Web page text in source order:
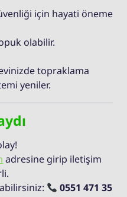
için hayati öneme
olabilir.
topraklama
yeniler.
adresine girip iletişim
0551 471 35